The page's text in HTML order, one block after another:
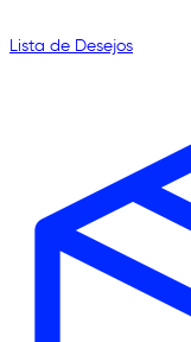
Lista de Desejos